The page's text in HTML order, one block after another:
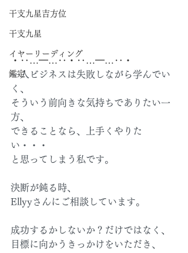
干支九星吉方位
干支九星
イヤーリーディング
鑑定
・‥…━…‥・‥…━…‥・
一人ビジネスは失敗しながら学んでい
く、
そういう前向きな気持ちでありたい一
方、
できることなら、上手くやりた
い・・・
と思ってしまう私です。
決断が鈍る時、
Ellyyさんにご相談しています。
成功するかしないか？だけではなく、
目標に向かうきっかけをいただき、